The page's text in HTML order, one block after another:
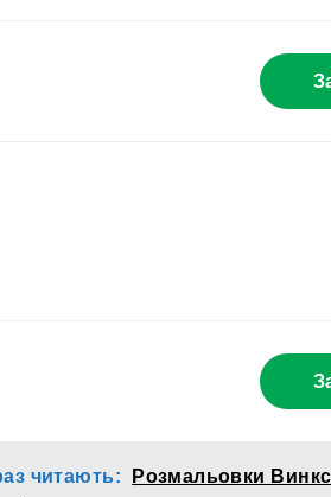
читають:
Розмальовки